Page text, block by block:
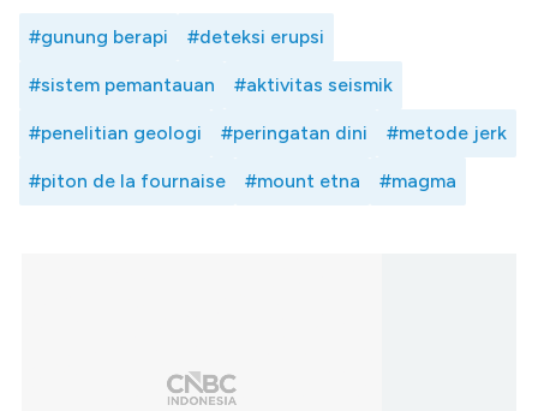
#gunung berapi #deteksi erupsi
#sistem pemantauan #aktivitas seismik
#penelitian geologi #peringatan dini #metode jerk
#piton de la fournaise #mount etna #magma